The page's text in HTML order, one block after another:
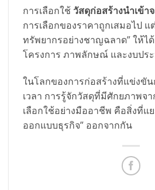
การเลือกใช้วัสดุก่อสร้างนำเข้า
การเลือกของราคาถูกเสมอไป แ
ทรัพยากรอย่างชาญฉลาด” ให้ไ
โครงการ ภาพลักษณ์ และงบปร
ในโลกของการก่อสร้างที่แข่งขั
เวลา การรู้จักวัสดุที่มีศักยภาพจ
เลือกใช้อย่างมืออาชีพ คือสิ่งที่แย
ออกแบบธุรกิจ” ออกจากกัน